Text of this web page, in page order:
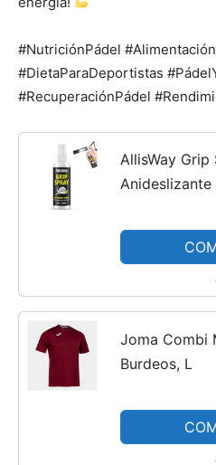
#NutriciónPádel
#DietaParaDeportistas
#RecuperaciónPádel
AllisWay Grip
Anideslizante
Guantes de
Fitness,
Joma Combi
Burdeos, L